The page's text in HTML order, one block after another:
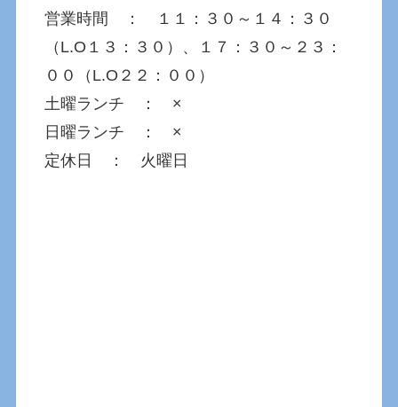
営業時間 ： １１：３０～１４：３０
（L.O１３：３０）、１７：３０～２３：
００（L.O２２：００）
土曜ランチ ： ×
日曜ランチ ： ×
定休日 ： 火曜日